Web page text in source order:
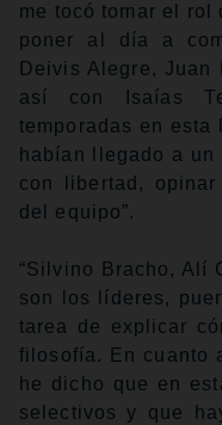
me tocó tomar el rol
poner al día a
Deivis Alegre, Juan
así con Isaías
temporadas en
habían llegado a
con libertad,
del equipo”.
“Silvino Bracho, Alí
son los líderes,
tarea de explicar
filosofía. En cuanto
he dicho que en
selectivos y que